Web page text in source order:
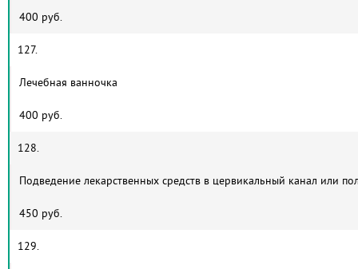
400 руб.
127.
Лечебная ванночка
400 руб.
128.
Подведение лекарственных средств в цервикальный канал или
450 руб.
129.